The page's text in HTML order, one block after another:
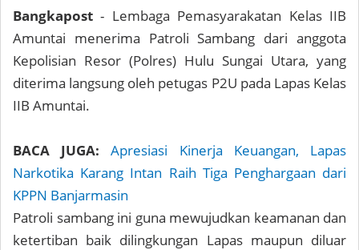
Bangkapost- Lembaga Pemasyarakatan Kelas IIB
Amuntai menerima Patroli Sambang dari anggota
Kepolisian Resor (Polres) Hulu Sungai Utara, yang
diterima langsung oleh petugas P2U pada Lapas Kelas
IIB Amuntai.
BACA JUGA:
Apresiasi Kinerja Keuangan, Lapas
Narkotika Karang Intan Raih Tiga Penghargaan dari
KPPN Banjarmasin
Patroli sambang ini guna mewujudkan keamanan dan
ketertiban baik dilingkungan Lapas maupun diluar